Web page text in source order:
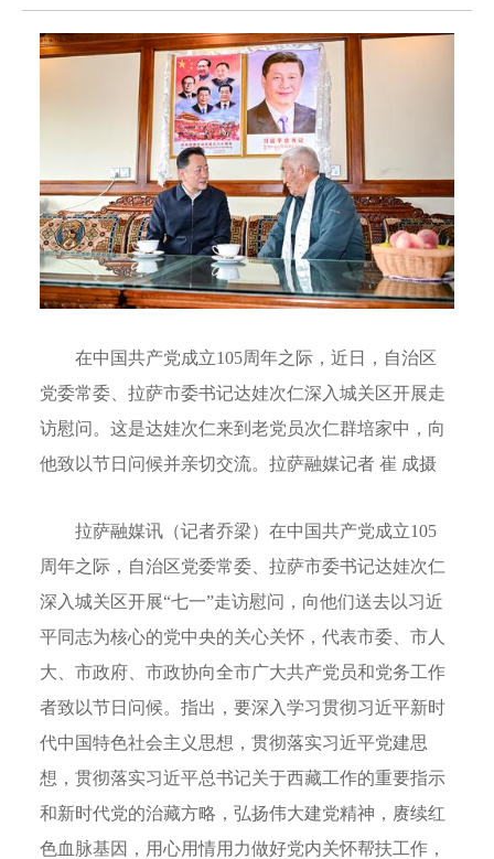
在中国共产党成立105周年之际，近日，自治区
党委常委、拉萨市委书记达娃次仁深入城关区开展走
访慰问。这是达娃次仁来到老党员次仁群培家中，向
他致以节日问候并亲切交流。拉萨融媒记者 崔 成摄
拉萨融媒讯（记者乔梁）在中国共产党成立105
周年之际，自治区党委常委、拉萨市委书记达娃次仁
深入城关区开展“七一”走访慰问，向他们送去以习近
平同志为核心的党中央的关心关怀，代表市委、市人
大、市政府、市政协向全市广大共产党员和党务工作
者致以节日问候。指出，要深入学习贯彻习近平新时
代中国特色社会主义思想，贯彻落实习近平党建思
想，贯彻落实习近平总书记关于西藏工作的重要指示
和新时代党的治藏方略，弘扬伟大建党精神，赓续红
色血脉基因，用心用情用力做好党内关怀帮扶工作，